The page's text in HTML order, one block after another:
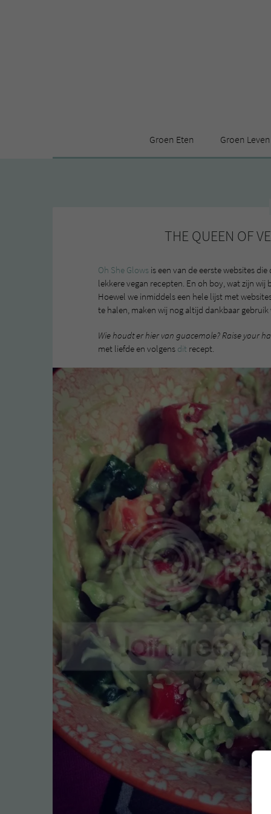
Groen Eten Groen Leven
THE QUEEN OF
Oh She Glows is een van de eerste websites
lekkere vegan recepten. En oh boy, wat zijn
Hoewel we inmiddels een hele lijst met
te halen, maken wij nog altijd dankbaar gebruik
Wie houdt er hier van guacemole? Raise your
met liefde en volgens dit recept.